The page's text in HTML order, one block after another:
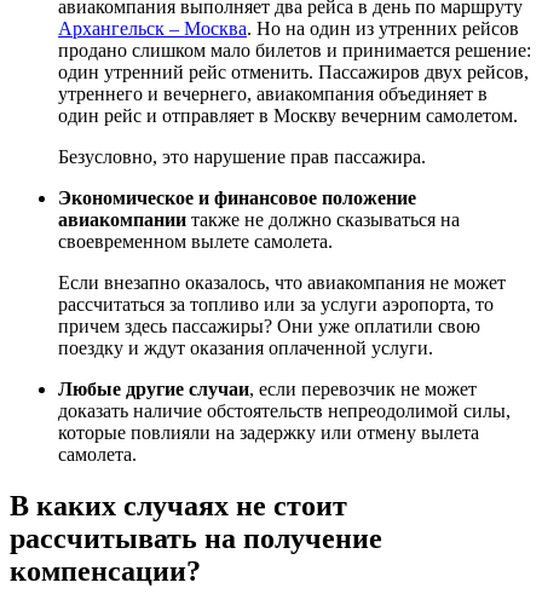
авиакомпания выполняет два рейса в день по маршруту
Архангельск – Москва. Но на один из утренних рейсов
продано слишком мало билетов и принимается решение:
один утренний рейс отменить. Пассажиров двух рейсов,
утреннего и вечернего, авиакомпания объединяет в
один рейс и отправляет в Москву вечерним самолетом.
Безусловно, это нарушение прав пассажира.
Экономическое и финансовое положение
авиакомпании также не должно сказываться на
своевременном вылете самолета.
Если внезапно оказалось, что авиакомпания не может
рассчитаться за топливо или за услуги аэропорта, то
причем здесь пассажиры? Они уже оплатили свою
поездку и ждут оказания оплаченной услуги.
Любые другие случаи, если перевозчик не может
доказать наличие обстоятельств непреодолимой силы,
которые повлияли на задержку или отмену вылета
самолета.
В каких случаях не стоит
рассчитывать на получение
компенсации?